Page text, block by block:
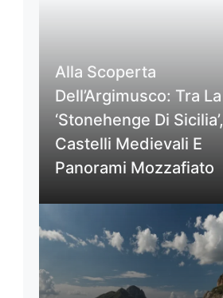
Alla Scoperta
Dell’Argimusco: Tra La
‘Stonehenge Di Sicilia’,
Castelli Medievali E
Panorami Mozzafiato